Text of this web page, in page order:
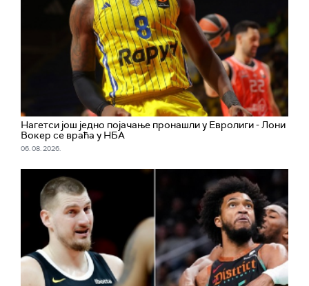
Нагетси још једно појачање пронашли у Евролиги - Лони
Вокер се враћа у НБА
06. 08. 2026.